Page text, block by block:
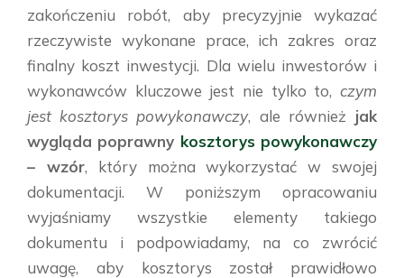
zakończeniu robót, aby precyzyjnie wykazać
rzeczywiste wykonane prace, ich zakres oraz
finalny koszt inwestycji. Dla wielu inwestorów i
wykonawców kluczowe jest nie tylko to, czym
jest kosztorys powykonawczy, ale również jak
wygląda poprawny kosztorys powykonawczy
– wzór, który można wykorzystać w swojej
dokumentacji. W poniższym opracowaniu
wyjaśniamy wszystkie elementy takiego
dokumentu i podpowiadamy, na co zwrócić
uwagę, aby kosztorys został prawidłowo